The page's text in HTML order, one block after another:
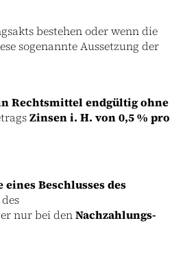
bestehen oder wenn die
sogenannte Aussetzung der
Rechtsmittel endgültig ohne
Zinsen i. H. von 0,5 % pro
Beschlusses des
nur bei denNachzahlungs-